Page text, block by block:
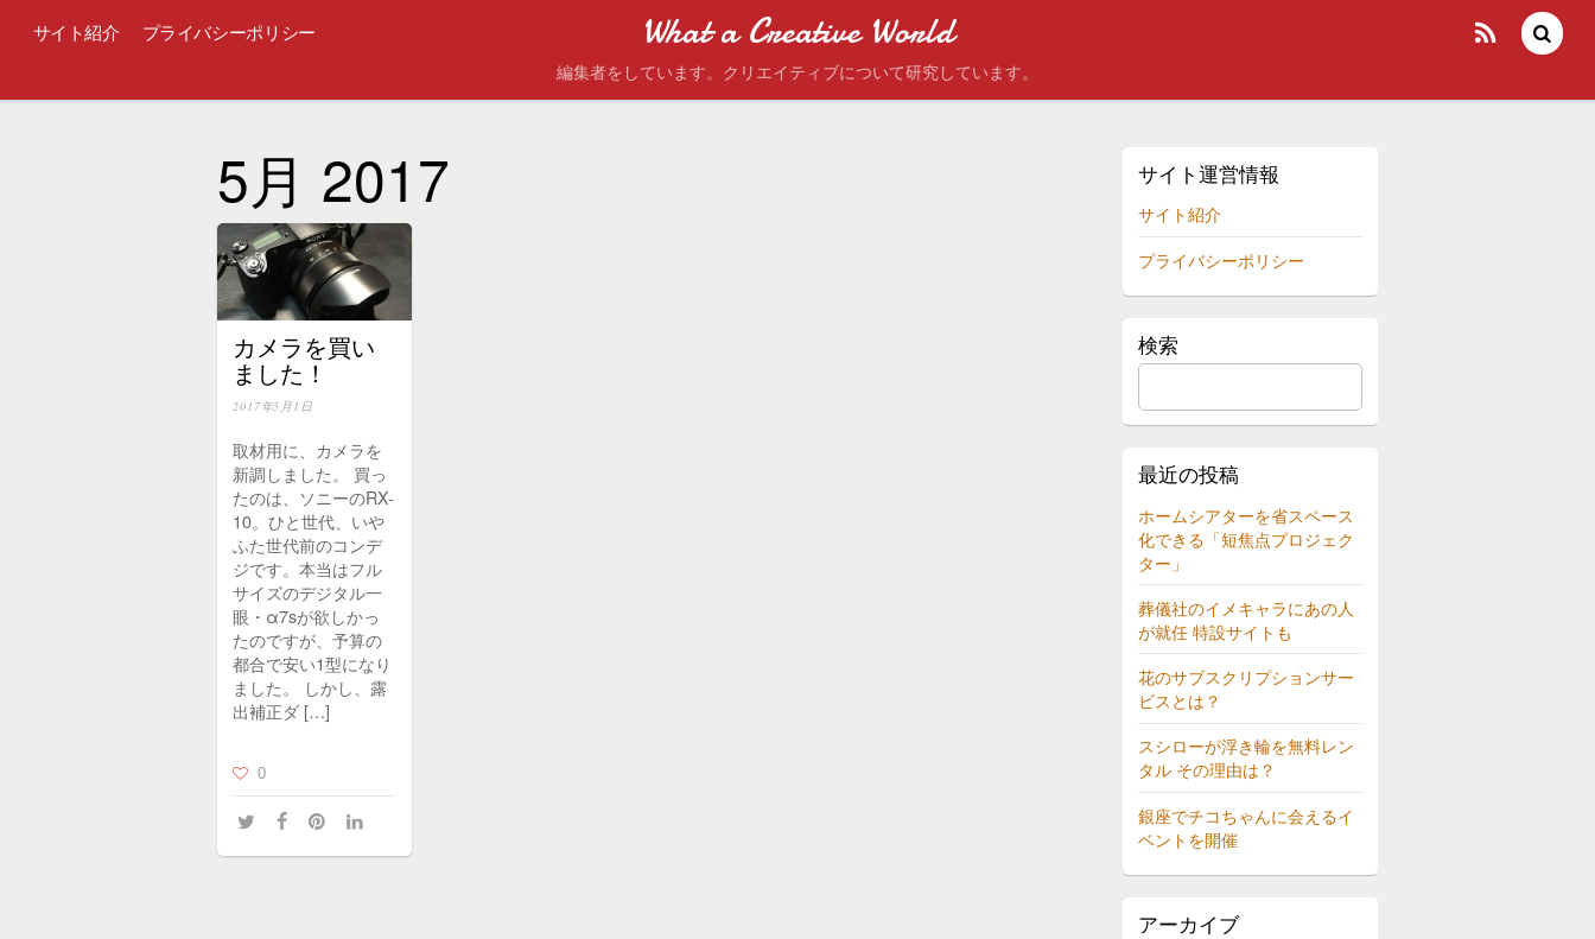
What a Creative World
編集者をしています。クリエイティブについて研究しています。
サイト紹介 プライバシーポリシー
5月 2017
カメラを買い
ました！
2017年5月1日
取材用に、カメラを
新調しました。 買っ
たのは、ソニーのRX-
10。ひと世代、いや
ふた世代前のコンデ
ジです。本当はフル
サイズのデジタル一
眼・α7sが欲しかっ
たのですが、予算の
都合で安い1型になり
ました。 しかし、露
出補正ダ […]
0
サイト運営情報
サイト紹介
プライバシーポリシー
検索
最近の投稿
ホームシアターを省スペース
化できる「短焦点プロジェク
ター」
葬儀社のイメキャラにあの人
が就任 特設サイトも
花のサブスクリプションサー
ビスとは？
スシローが浮き輪を無料レン
タル その理由は？
銀座でチコちゃんに会えるイ
ベントを開催
アーカイブ